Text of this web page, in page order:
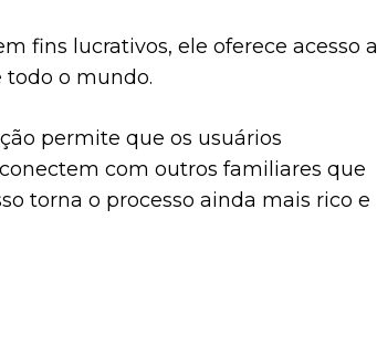
fins lucrativos, ele oferece acesso a
todo o mundo.
permite que os usuários
com outros familiares que
torna o processo ainda mais rico e